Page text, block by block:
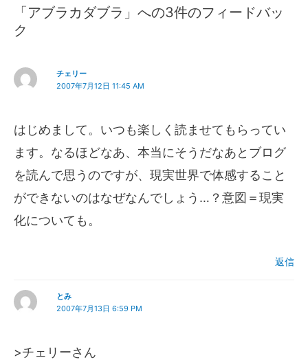
「アブラカダブラ」への3件のフィードバッ
ク
チェリー
2007年7月12日 11:45 AM
はじめまして。いつも楽しく読ませてもらってい
ます。なるほどなあ、本当にそうだなあとブログ
を読んで思うのですが、現実世界で体感すること
ができないのはなぜなんでしょう…？意図＝現実
化についても。
返信
とみ
2007年7月13日 6:59 PM
>チェリーさん